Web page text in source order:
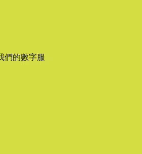
們的數字服